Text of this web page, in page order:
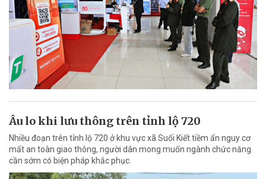
Âu lo khi lưu thông trên tỉnh lộ 720
Nhiều đoạn trên tỉnh lộ 720 ở khu vực xã Suối Kiết tiềm ẩn nguy cơ
mất an toàn giao thông, người dân mong muốn ngành chức năng
cần sớm có biện pháp khắc phục.